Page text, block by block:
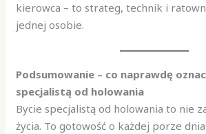
kierowca – to strateg, technik i
jednej osobie.
Podsumowanie – co naprawdę
specjalistą od holowania
Bycie specjalistą od holowania to nie
życia. To gotowość o każdej porze